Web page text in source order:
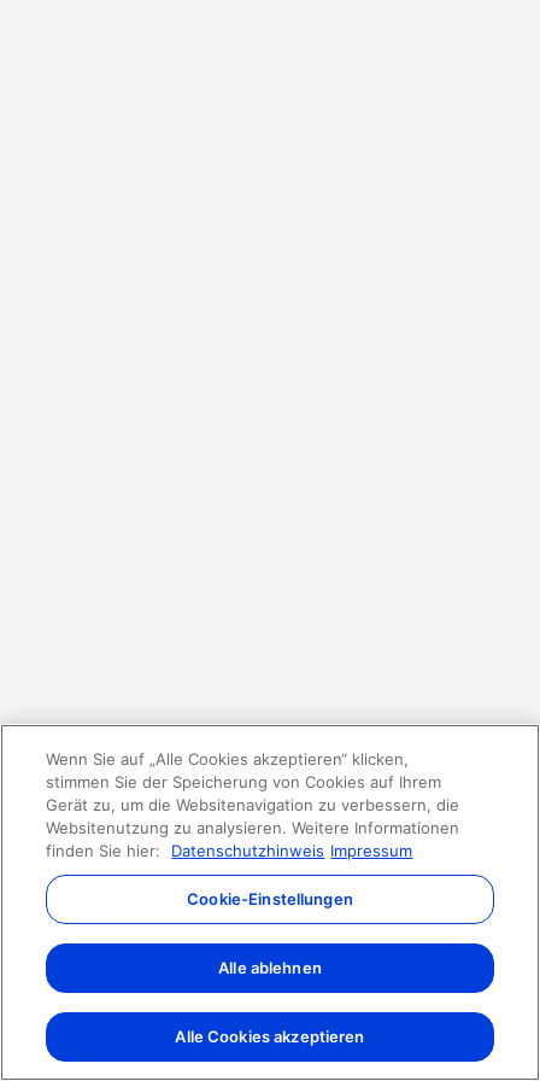
Wenn Sie auf „Alle Cookies akzeptieren“ klicken,
stimmen Sie der Speicherung von Cookies auf Ihrem
Gerät zu, um die Websitenavigation zu verbessern, die
Websitenutzung zu analysieren. Weitere Informationen
finden Sie hier:
Datenschutzhinweis Impressum
Cookie-Einstellungen
Alle ablehnen
Alle Cookies akzeptieren